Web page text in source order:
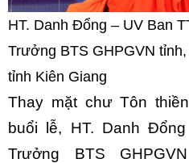
HT. Danh Đổng – UV Ban
Trưởng BTS GHPGVN
tỉnh Kiên Giang
Thay mặt chư Tôn
buổi lễ, HT. Danh
Trưởng BTS